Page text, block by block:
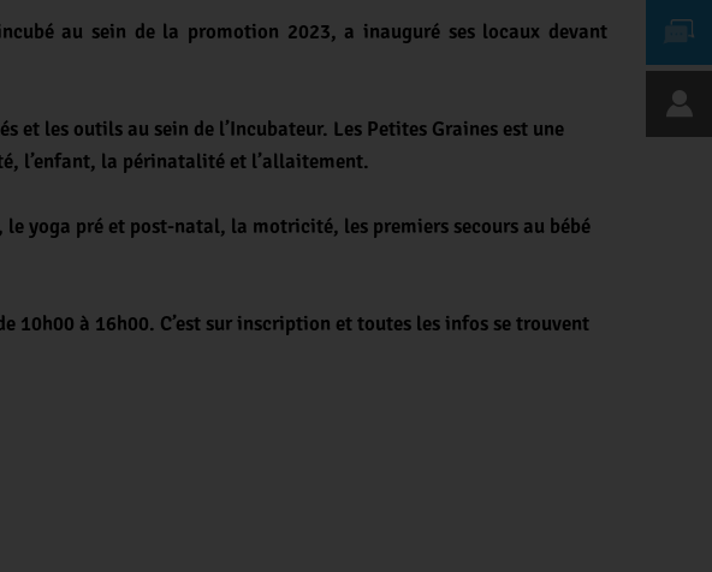
au sein de la promotion 2023, a inauguré ses locaux devant
et les outils au sein de l’Incubateur. Les Petites Graines est une
l’enfant, la périnatalité et l’allaitement.
yoga pré et post-natal, la motricité, les premiers secours au bébé
10h00 à 16h00. C’est sur inscription et toutes les infos se trouvent